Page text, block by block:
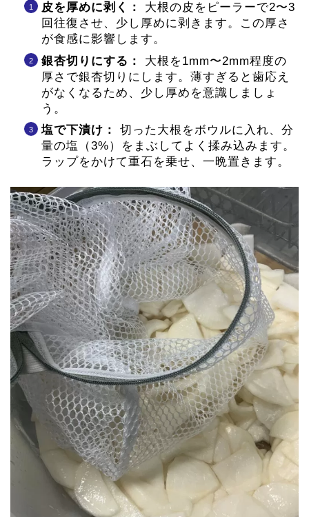
皮を厚めに剥く：
大根の皮をピーラーで2〜3
回往復させ、少し厚めに剥きます。この厚さ
が食感に影響します。
銀杏切りにする：
大根を1mm〜2mm程度の
厚さで銀杏切りにします。薄すぎると歯応え
がなくなるため、少し厚めを意識しましょ
う。
塩で下漬け：
切った大根をボウルに入れ、分
量の塩（3%）をまぶしてよく揉み込みます。
ラップをかけて重石を乗せ、一晩置きます。